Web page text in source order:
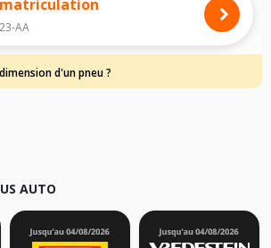
le modèle de votre véhicule ci-dessous :
recherche sont donnés à titre indicatif. Il est
de vérifier en amont la dimension des pneus
sans oublier les indices de charge et de
pour que votre dimension soit complète.
AA
d'un pneu ?
AUTO